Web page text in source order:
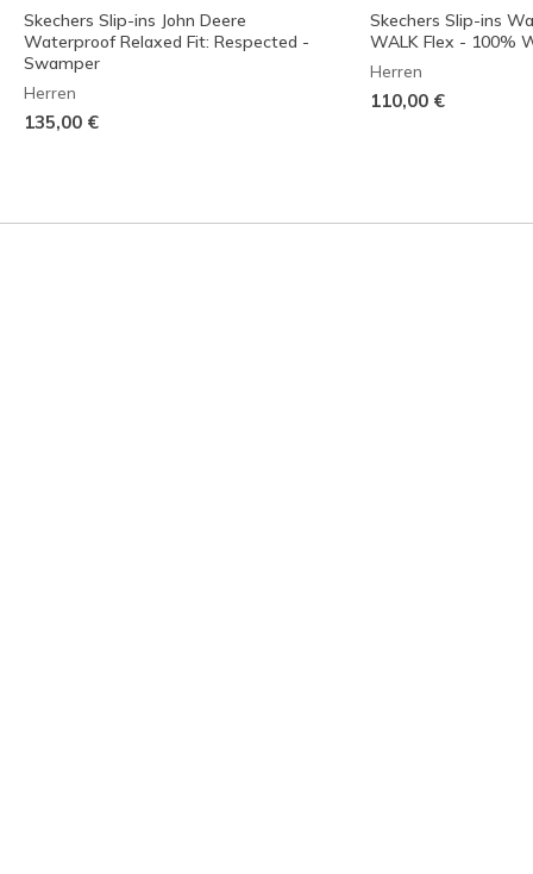
Skechers Slip-ins John Deere
Waterproof Relaxed Fit: Respected -
Swamper
Herren
135,00 €
Skechers Slip-ins
WALK Flex - 100%
Herren
110,00 €